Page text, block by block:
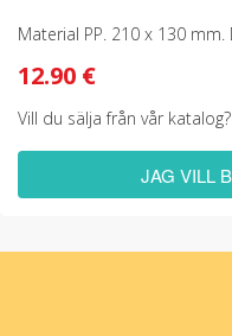
Material PP. 210 x 130
12.90 €
Vill du sälja från vår
JAG VILL